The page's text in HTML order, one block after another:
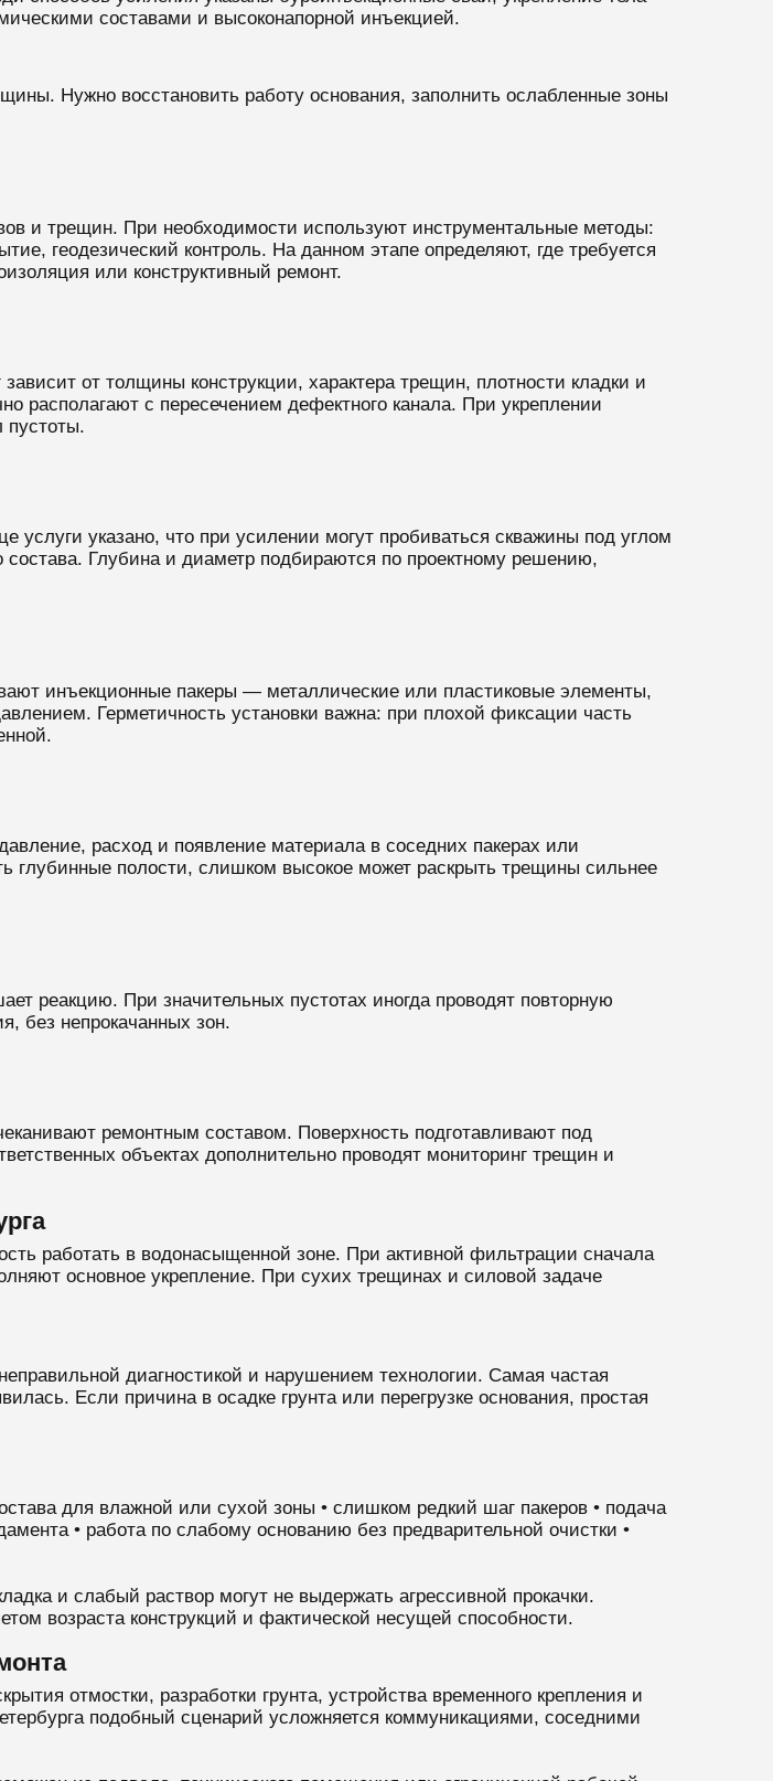
составами и высоконапорной инъекцией.
Нужно восстановить работу основания, заполнить ослабленные зоны
и трещин. При необходимости используют инструментальные методы:
геодезический контроль. На данном этапе определяют, где требуется
или конструктивный ремонт.
от толщины конструкции, характера трещин, плотности кладки и
с пересечением дефектного канала. При укреплении
пустоты.
указано, что при усилении могут пробиваться скважины под углом
Глубина и диаметр подбираются по проектному решению,
инъекционные пакеры — металлические или пластиковые элементы,
Герметичность установки важна: при плохой фиксации часть
расход и появление материала в соседних пакерах или
глубинные полости, слишком высокое может раскрыть трещины сильнее
реакцию. При значительных пустотах иногда проводят повторную
без непрокачанных зон.
ремонтным составом. Поверхность подготавливают под
объектах дополнительно проводят мониторинг трещин и
работать в водонасыщенной зоне. При активной фильтрации сначала
основное укрепление. При сухих трещинах и силовой задаче
диагностикой и нарушением технологии. Самая частая
Если причина в осадке грунта или перегрузке основания, простая
для влажной или сухой зоны • слишком редкий шаг пакеров • подача
• работа по слабому основанию без предварительной очистки •
и слабый раствор могут не выдержать агрессивной прокачки.
возраста конструкций и фактической несущей способности.
отмостки, разработки грунта, устройства временного крепления и
подобный сценарий усложняется коммуникациями, соседними